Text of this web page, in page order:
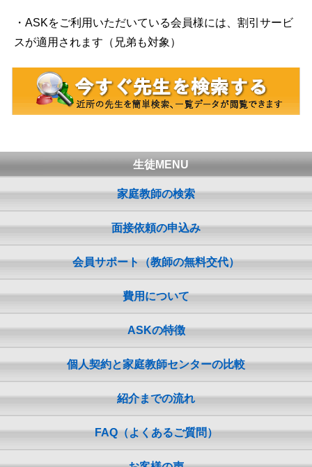
・ASKをご利用いただいている会員様には、割引サービ
スが適用されます（兄弟も対象）
生徒MENU
家庭教師の検索
面接依頼の申込み
会員サポート（教師の無料交代）
費用について
ASKの特徴
個人契約と家庭教師センターの比較
紹介までの流れ
FAQ（よくあるご質問）